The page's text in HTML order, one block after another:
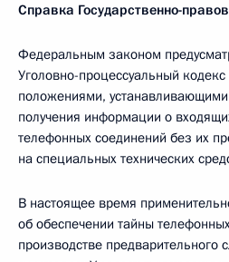
Справка Государственно-
Федеральным законом
Уголовно-процессуальный
положениями,
получения информации о
телефонных соединений без их
на специальных технических
В настоящее время
об обеспечении тайны
производстве предварительного